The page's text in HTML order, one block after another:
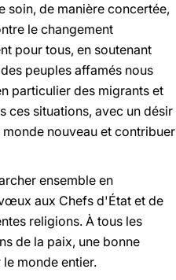
soin, de manière concertée,
le changement
pour tous, en soutenant
peuples affamés nous
particulier des migrants et
ces situations, avec un désir
nouveau et contribuer
ensemble en
aux Chefs d'État et de
religions. À tous les
de la paix, une bonne
monde entier.